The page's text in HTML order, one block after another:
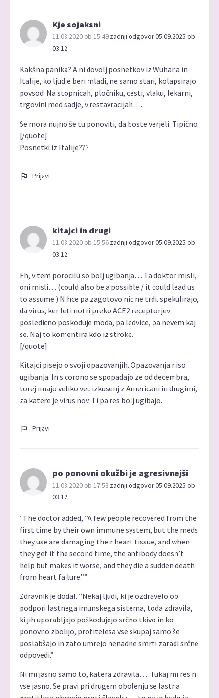
Kje sojaksni
11.03.2020 ob 15:49 zadnji odgovor 05.09.2025 ob
03:12
Kakšna panika? A ni dovolj posnetkov iz Wuhana in
Italije, ko ljudje beri mladi, ne samo stari, kolapsirajo
povsod. Na stopnicah, pločniku, cesti, vlaku, lekarni,
trgovini med sadje, v restavracijah…..
Se mora nujno še tu ponoviti, da boste verjeli. Tipično.
[/quote]
Posnetki iz Italije???
Prijavi
kitajci in drugi
11.03.2020 ob 15:56 zadnji odgovor 05.09.2025 ob
03:12
Eh, v tem porocilu so bolj ugibanja… Ta doktor misli,
oni misli… (could also be a possible / it could lead us
to assume ) Nihce pa zagotovo nic ne trdi. spekulirajo,
da virus, ker leti notri preko ACE2 receptorjev
posledicno poskoduje moda, pa ledvice, pa nevem kaj
se. Naj to komentira kdo iz stroke.
[/quote]
Kitajci pisejo o svoji opazovanjih. Opazovanja niso
ugibanja. In s corono se spopadajo ze od decembra,
torej imajo veliko vec izkusenj z Americani in drugimi,
za katere je virus nov. Ti pa res bolj ugibajo.
Prijavi
po ponovni okužbi je agresivnejši
11.03.2020 ob 17:53 zadnji odgovor 05.09.2025 ob
03:12
“The doctor added, “A few people recovered from the
first time by their own immune system, but the meds
they use are damaging their heart tissue, and when
they get it the second time, the antibody doesn’t
help but makes it worse, and they die a sudden death
from heart failure.””
Zdravnik je dodal. “Nekaj ljudi, ki je ozdravelo ob
podpori lastnega imunskega sistema, toda zdravila,
ki jih uporabljajo poškodujejo srčno tkivo in ko
ponovno zbolijo, protitelesa vse skupaj samo še
poslabšajo in zato umrejo nenadne smrti zaradi srčne
odpovedi.”
Ni mi jasno samo to, katera zdravila…. Tukaj mi res ni
vse jasno. Se pravi pri drugem obolenju se lastna